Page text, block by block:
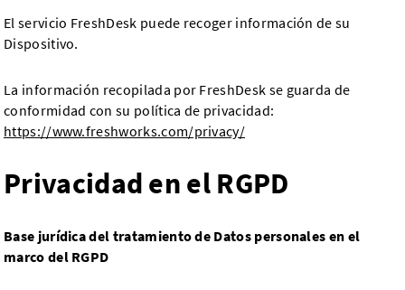
El servicio FreshDesk puede recoger información de su
Dispositivo.
La información recopilada por FreshDesk se guarda de
conformidad con su política de privacidad:
https://www.freshworks.com/privacy/
Privacidad en el RGPD
Base jurídica del tratamiento de Datos personales en el
marco del RGPD